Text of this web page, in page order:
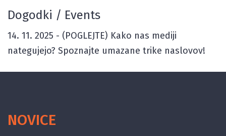
Dogodki / Events
14. 11. 2025 - (POGLEJTE) Kako nas mediji
nategujejo? Spoznajte umazane trike naslovov!
NOVICE